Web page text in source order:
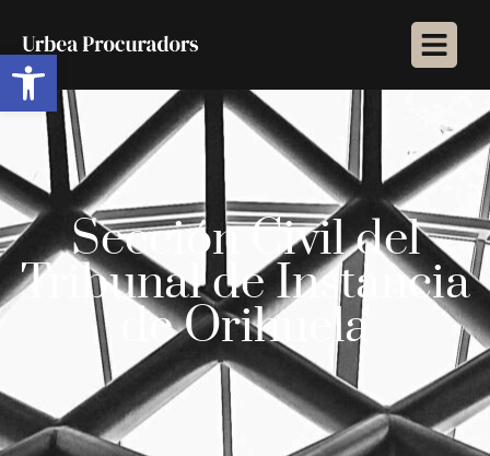
Abrir barra de herramientas
Sección Civil del
Tribunal de Instancia
de Orihuela